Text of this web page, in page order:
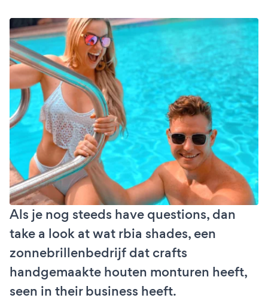
Als je nog steeds have questions, dan
take a look at wat rbia shades, een
zonnebrillenbedrijf dat crafts
handgemaakte houten monturen heeft,
seen in their business heeft.